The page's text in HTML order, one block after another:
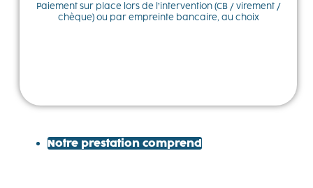
Paiement sur place lors de l’intervention (CB / virement /
chèque) ou par empreinte bancaire, au choix
Notre prestation comprend